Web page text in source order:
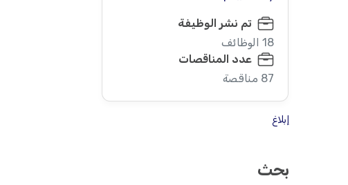
تم نشر الوظيفة
18 الوظائف
عدد المناقصات
87 مناقصة
إبلاغ
بحث